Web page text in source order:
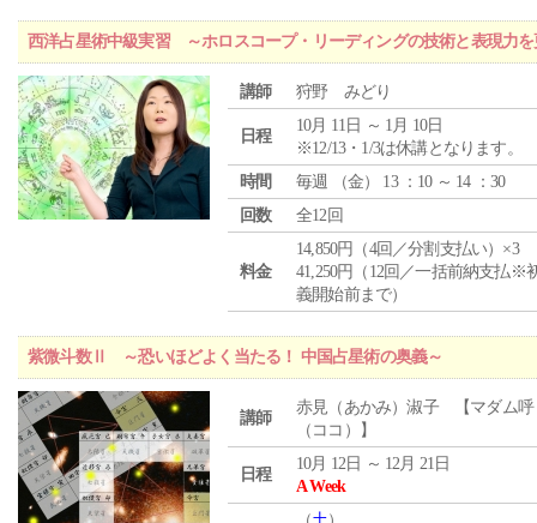
西洋占星術中級実習 ～ホロスコープ・リーディングの技術と表現力
講師 狩野 みどり
日程
10月 11日 ～ 1月 10日
※12/13・1/3は休講となります。
時間
毎週 （金） 13 ：10 ～ 14 ：30
回数
全12回
料金
14,850円（4回／分割支払い）×3
41,250円（12回／一括前納支払※
義開始前まで）
紫微斗数Ⅱ ～恐いほどよく当たる！ 中国占星術の奥義～
講師
赤見（あかみ）淑子 【マダム呼
（ココ）】
日程
10月 12日 ～ 12月 21日
A Week